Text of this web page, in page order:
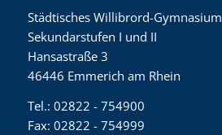
Städtisches Willibrord-Gymnasium
Sekundarstufen I und II
Hansastraße 3
46446 Emmerich am Rhein
Tel.: 02822 - 754900
Fax: 02822 - 754999